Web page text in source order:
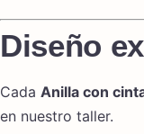
Diseño
Cada Anilla con
en nuestro taller.